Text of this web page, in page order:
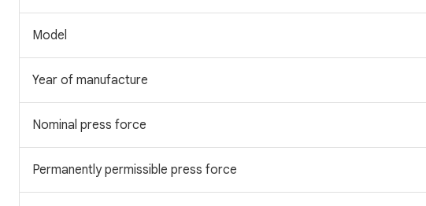
Model
Year of manufacture
Nominal press force
Permanently permissible press force